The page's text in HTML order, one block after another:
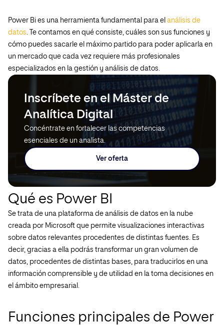
Power Bi es una herramienta fundamental para el análisis de
datos. Te contamos en qué consiste, cuáles son sus funciones y
cómo puedes sacarle el máximo partido para poder aplicarla en
un mercado que cada vez requiere más profesionales
especializados en la gestión y análisis de datos.
Inscríbete en el Máster de
Analítica Digital
Concéntrate en fortalecer las competencias
esenciales de un analista.
Ver oferta
Qué es Power BI
Se trata de una plataforma de análisis de datos en la nube
creada por Microsoft que permite visualizaciones interactivas
sobre datos relevantes procedentes de distintas fuentes. Es
decir, gracias a ella podrás transformar un gran volumen de
datos, procedentes de distintas bases, para traducirlos en una
información comprensible y de utilidad en la toma decisiones en
el ámbito empresarial.
Funciones principales de Power